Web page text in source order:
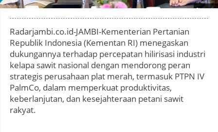
Photo by
Radarjambi.co.id-JAMBI-Kementerian Pertanian
Republik Indonesia (Kementan RI) menegaskan
dukungannya terhadap percepatan hilirisasi industri
kelapa sawit nasional dengan mendorong peran
strategis perusahaan plat merah, termasuk PTPN IV
PalmCo, dalam memperkuat produktivitas,
keberlanjutan, dan kesejahteraan petani sawit
rakyat.